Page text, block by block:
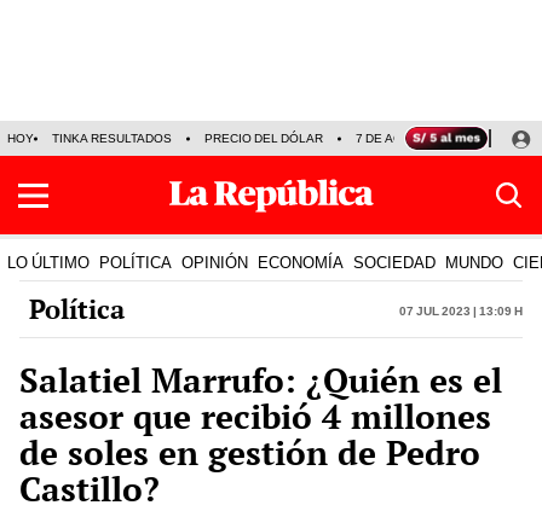
HOY TINKA RESULTADOS PRECIO DEL DÓLAR 7 DE AGOSTO OLLANTA
LO ÚLTIMO POLÍTICA OPINIÓN ECONOMÍA SOCIEDAD MUNDO
Política 07 Jul 2023 | 13:09 h
Salatiel Marrufo: ¿Quién es el
asesor que recibió 4 millones
de soles en gestión de Pedro
Castillo?